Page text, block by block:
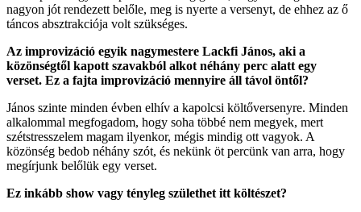
nagyon jót rendezett belőle, meg is nyerte a versenyt, de ehhez az ő
táncos absztrakciója volt szükséges.
Az improvizáció egyik nagymestere Lackfi János, aki a
közönségtől kapott szavakból alkot néhány perc alatt egy
verset. Ez a fajta improvizáció mennyire áll távol öntől?
János szinte minden évben elhív a kapolcsi költőversenyre. Minden
alkalommal megfogadom, hogy soha többé nem megyek, mert
szétstresszelem magam ilyenkor, mégis mindig ott vagyok. A
közönség bedob néhány szót, és nekünk öt percünk van arra, hogy
megírjunk belőlük egy verset.
Ez inkább show vagy tényleg születhet itt költészet?